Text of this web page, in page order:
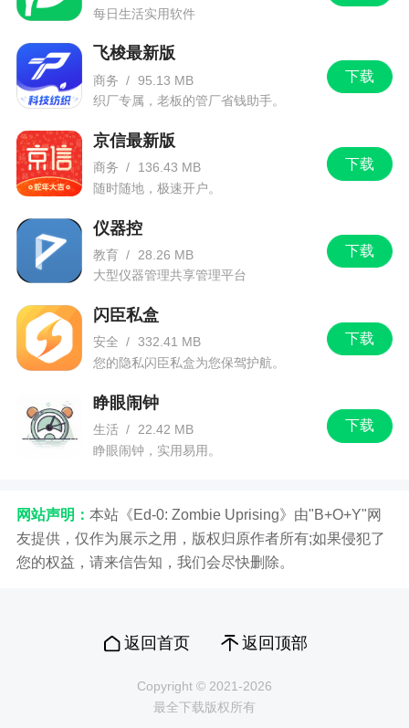
更新日志
优化体验，增强稳定性。
每日生活实用软件
下载
飞梭最新版
商务 / 95.13 MB
织厂专属，老板的管厂省钱助手。
下载
京信最新版
商务 /
136.43 MB
随时随地，极速开户。
下载
仪器控
教育 /
28.26 MB
大型仪器管理共享管理平台
下载
闪臣私盒
安全 / 332.41 MB
您的隐私闪臣私盒为您保驾护航。
下载
睁眼闹钟
生活 /
22.42 MB
睁眼闹钟，实用易用。
网站声明： 本站《Ed-0: Zombie Uprising》由"B+O+Y"网
友提供，仅作为展示之用，版权归原作者所有;如果侵犯了
您的权益，请来信告知，我们会尽快删除。
返回首页 返回顶部
Copyright © 2021-2026
最全下载版权所有